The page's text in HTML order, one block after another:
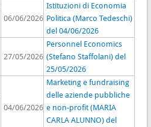
06/06/2026
Istituzioni di Economia
Politica (Marco Tedeschi)
del 04/06/2026
27/05/2026
Personnel Economics
(Stefano Staffolani) del
25/05/2026
04/06/2026
Marketing e fundraising
delle aziende pubbliche
e non-profit (MARIA
CARLA ALUNNO) del